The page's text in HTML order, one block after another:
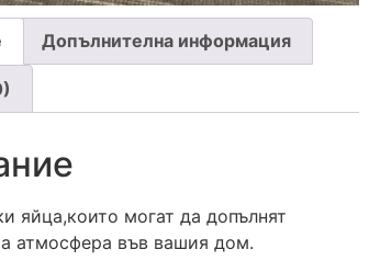
Допълнителна информация
яйца,които могат да допълнят
атмосфера във вашия дом.